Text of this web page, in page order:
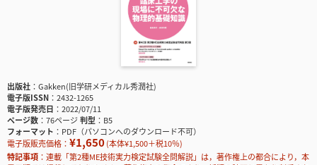
出版社
Gakken(旧学研メディカル秀潤社)
電子版ISSN
2432-1265
電子版発売日
2022/07/11
ページ数
76ページ判型
B5
フォーマット
PDF（パソコンへのダウンロード不可）
電子版販売価格： ¥1,650(本体¥1,500＋税10％)
特記事項
連載「第2種ME技術実力検定試験全問解説」は，著作権上の都合により，本